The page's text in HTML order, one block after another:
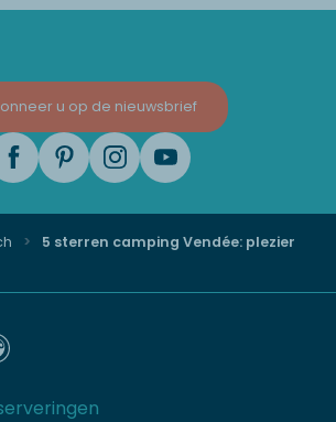
u op de nieuwsbrief
5 sterren camping Vendée: plezier